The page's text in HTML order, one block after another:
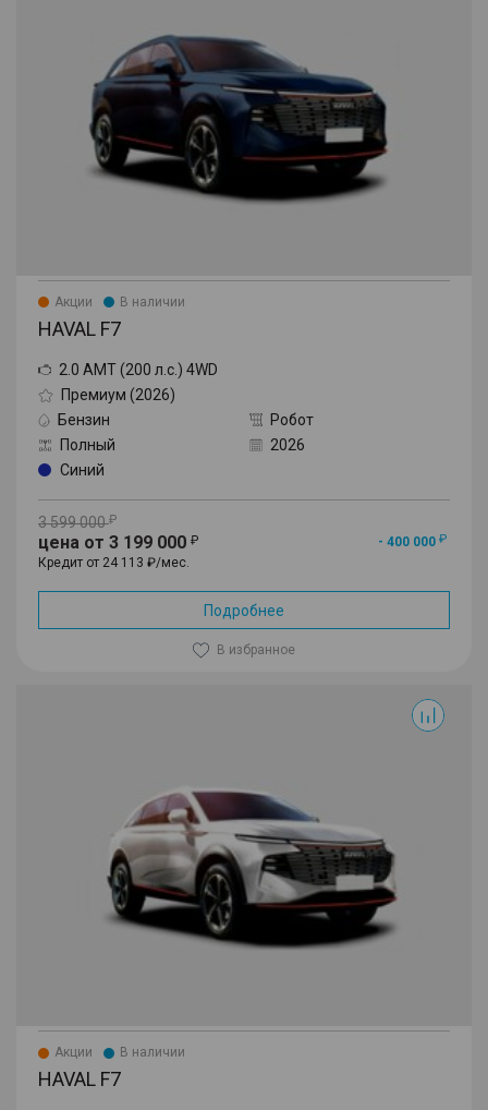
Акции В наличии
HAVAL F7
2.0 AMT (200 л.с.) 4WD
Премиум (2026)
Бензин
Робот
Полный
2026
Синий
3 599 000
цена от 3 199 000
- 400 000
Кредит от 24 113 ₽/мес.
Подробнее
В избранное
Акции В наличии
HAVAL F7